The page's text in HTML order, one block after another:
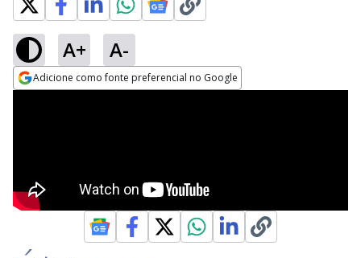
A+ A-
Adicione como fonte preferencial no Google